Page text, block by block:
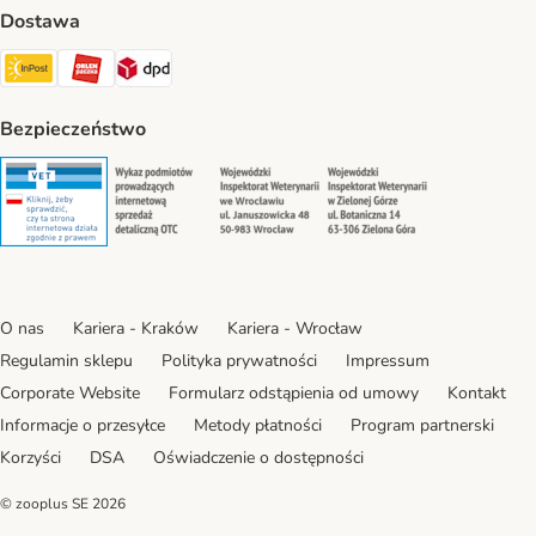
Dostawa
Paczkomat® Shipping Method
ORLEN Paczka Shipping Method
DPD Shipping Method
Bezpieczeństwo
Security Security Security
O nas Kariera - Kraków
Kariera - Wrocław
Regulamin sklepu
Polityka prywatności
Impressum
Corporate Website
Formularz odstąpienia od umowy
Kontakt
Informacje o przesyłce
Metody płatności
Program partnerski
Korzyści
DSA Oświadczenie o dostępności
© zooplus SE 2026